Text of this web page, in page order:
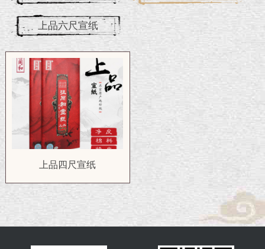
上品六尺宣纸
上品四尺宣纸